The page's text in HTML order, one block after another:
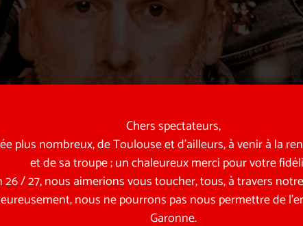
Chers spectateurs,
plus nombreux, de Toulouse et d’ailleurs, à venir à la
et de sa troupe ; un chaleureux merci pour votre
26 / 27, nous aimerions vous toucher, tous, à travers
nous ne pourrons pas nous permettre de
Garonne.